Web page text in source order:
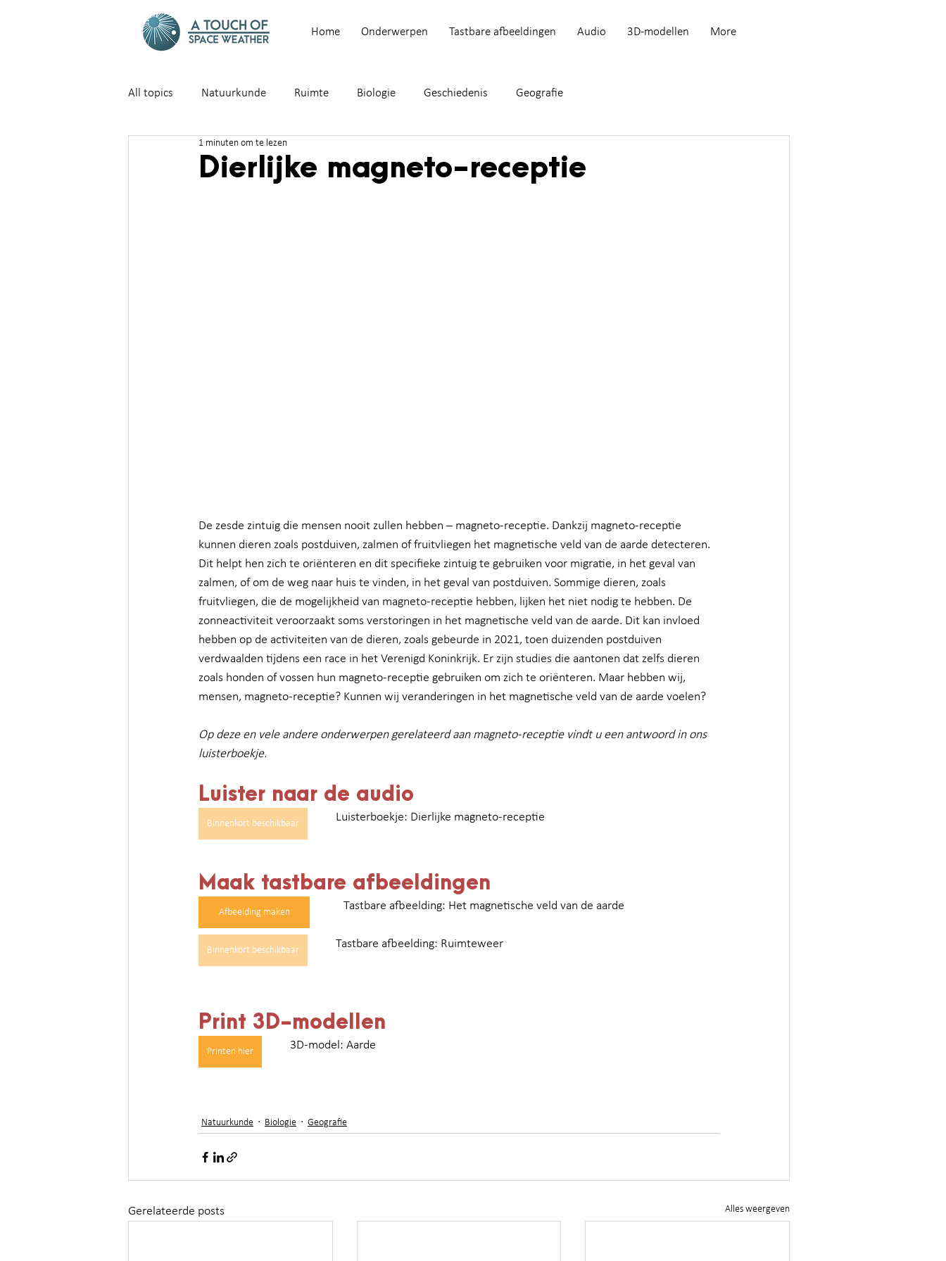
Home Onderwerpen Tastbare afbeeldingen Audio 3D-modellen More
All topics Natuurkunde Ruimte Biologie Geschiedenis Geografie
Dierlijke magneto-receptie
1 minuten om te lezen
De zesde zintuig die mensen nooit zullen hebben – magneto-receptie. Dankzij magneto-receptie
kunnen dieren zoals postduiven, zalmen of fruitvliegen het magnetische veld van de aarde detecteren.
Dit helpt hen zich te oriënteren en dit specifieke zintuig te gebruiken voor migratie, in het geval van
zalmen, of om de weg naar huis te vinden, in het geval van postduiven. Sommige dieren, zoals
fruitvliegen, die de mogelijkheid van magneto-receptie hebben, lijken het niet nodig te hebben. De
zonneactiviteit veroorzaakt soms verstoringen in het magnetische veld van de aarde. Dit kan invloed
hebben op de activiteiten van de dieren, zoals gebeurde in 2021, toen duizenden postduiven
verdwaalden tijdens een race in het Verenigd Koninkrijk. Er zijn studies die aantonen dat zelfs dieren
zoals honden of vossen hun magneto-receptie gebruiken om zich te oriënteren. Maar hebben wij,
mensen, magneto-receptie? Kunnen wij veranderingen in het magnetische veld van de aarde voelen?
Op deze en vele andere onderwerpen gerelateerd aan magneto-receptie vindt u een antwoord in ons
luisterboekje.
Luister naar de audio
Binnenkort beschikbaar Luisterboekje: Dierlijke magneto-receptie
Maak tastbare afbeeldingen
Afbeelding maken
  Tastbare afbeelding: Het magnetische veld van de aarde
Binnenkort beschikbaar Tastbare afbeelding: Ruimteweer
Print 3D-modellen
Printen hier 3D-model: Aarde
Natuurkunde Biologie Geografie
Gerelateerde posts Alles weergeven